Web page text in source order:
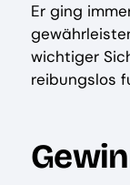
Er ging
wichtiger
reibungslos